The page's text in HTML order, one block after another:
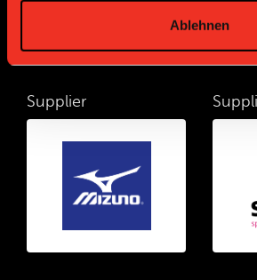
Ablehnen
Supplier